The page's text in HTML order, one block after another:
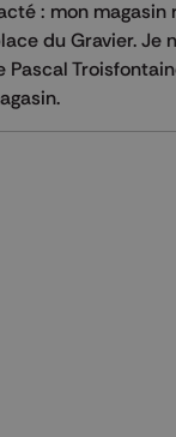
: mon magasin
du Gravier. Je
Pascal